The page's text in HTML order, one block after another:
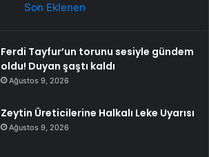
Son Eklenen
Ferdi Tayfur’un torunu sesiyle gündem
oldu! Duyan şaştı kaldı
Ağustos 9, 2026
Zeytin Üreticilerine Halkalı Leke Uyarısı
Ağustos 9, 2026